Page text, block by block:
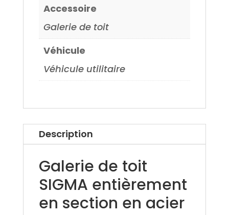
Accessoire
Galerie de toit
Véhicule
Véhicule utilitaire
Description
Galerie de toit
SIGMA entièrement
en section en acier